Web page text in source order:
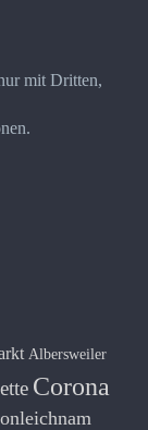
mit Dritten,
Albersweiler
Corona